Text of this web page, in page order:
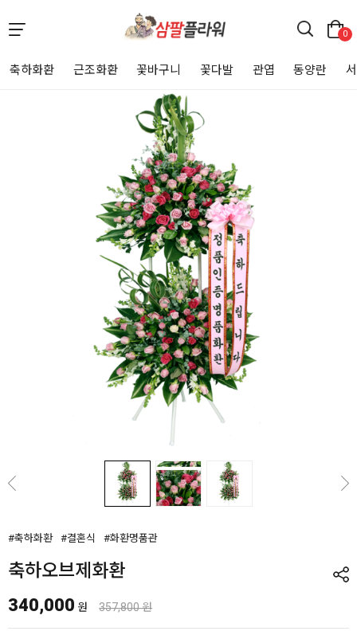
0
축하화환 근조화환 꽃바구니 꽃다발 관엽 동양란
#축하화환 #결혼식 #화환명품관
축하오브제화환
340,000 원 357,800 원